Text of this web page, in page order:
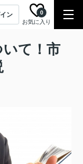
ン
お気に入り
0
て！市